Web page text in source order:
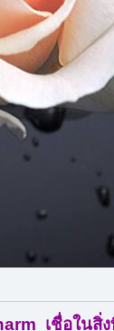
เชื่อในสิ่ง